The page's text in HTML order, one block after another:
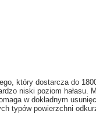
, który dostarcza do
niski poziom hałasu.
wdokładnym
typów powierzchni